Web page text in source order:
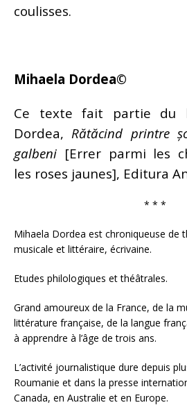
coulisses.
Mihaela Dordea©
Ce texte fait partie du
Dordea, Rătăcind printre
galbeni [Errer parmi les
les roses jaunes], Editura
* * *
Mihaela Dordea est chroniqueuse de
musicale et littéraire, écrivaine.
Etudes philologiques et théâtrales.
Grand amoureux de la France, de la
littérature française, de la langue
à apprendre à l’âge de trois ans.
L’activité journalistique dure depuis
Roumanie et dans la presse
Canada, en Australie et en Europe.